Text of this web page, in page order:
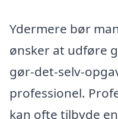
Ydermere bør
ønsker at udføre
gør-det-selv-
professionel.
kan ofte tilbyde